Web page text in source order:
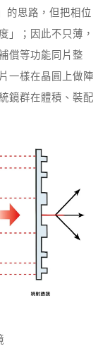
的思路，但把相位
」；因此不只薄，
償等功能同片整
一樣在晶圓上做陣
鏡群在體積、裝配